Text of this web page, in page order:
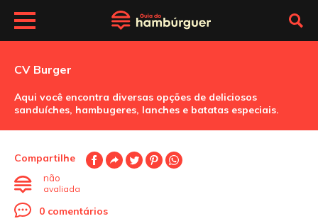
CV Burger
Aqui você encontra diversas opções de deliciosos
sanduíches, hambugeres, lanches e batatas especiais.
Compartilhe
não
avaliada
0 comentários